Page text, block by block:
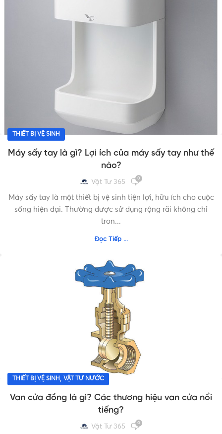
THIẾT BỊ VỆ SINH
Máy sấy tay là gì? Lợi ích của máy sấy tay như thế
nào?
Vật Tư 365 0
Máy sấy tay là một thiết bị vệ sinh tiện lợi, hữu ích cho cuộc
sống hiện đại. Thường được sử dụng rộng rãi không chỉ
tron...
Đọc Tiếp ...
THIẾT BỊ VỆ SINH, VẬT TƯ NƯỚC
Van cửa đồng là gì? Các thương hiệu van cửa nổi
tiếng?
Vật Tư 365 0